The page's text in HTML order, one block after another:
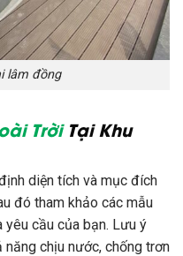
lâm đồng
TrờiTại Khu
diện tích và mục đích
đó tham khảo các mẫu
yêu cầu của bạn. Lưu ý
chịu nước, chống trơn